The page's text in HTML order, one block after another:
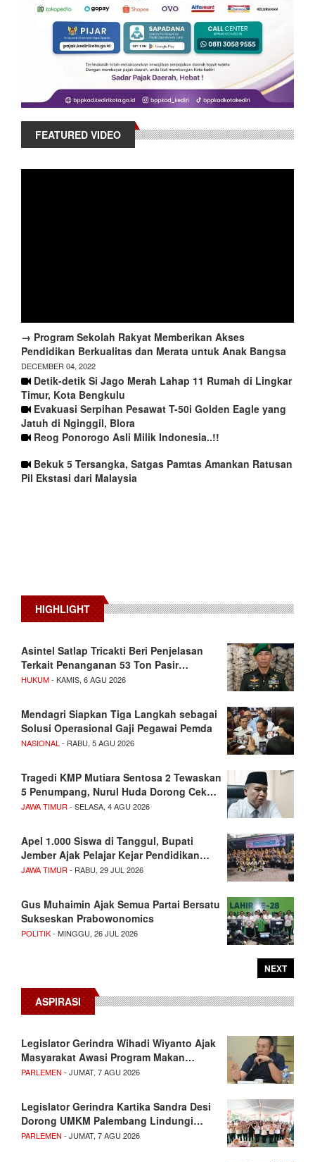
FEATURED VIDEO
→ Program Sekolah Rakyat Memberikan Akses
Pendidikan Berkualitas dan Merata untuk Anak Bangsa
DECEMBER 04, 2022
Detik-detik Si Jago Merah Lahap 11 Rumah di Lingkar
Timur, Kota Bengkulu
Evakuasi Serpihan Pesawat T-50i Golden Eagle yang
Jatuh di Nginggil, Blora
Reog Ponorogo Asli Milik Indonesia..!!
Bekuk 5 Tersangka, Satgas Pamtas Amankan Ratusan
Pil Ekstasi dari Malaysia
HIGHLIGHT
Asintel Satlap Tricakti Beri Penjelasan
Terkait Penanganan 53 Ton Pasir…
HUKUM- KAMIS, 6 AGU 2026
Mendagri Siapkan Tiga Langkah sebagai
Solusi Operasional Gaji Pegawai Pemda
NASIONAL - RABU, 5 AGU 2026
Tragedi KMP Mutiara Sentosa 2 Tewaskan
5 Penumpang, Nurul Huda Dorong Cek…
JAWA TIMUR - SELASA, 4 AGU 2026
Apel 1.000 Siswa di Tanggul, Bupati
Jember Ajak Pelajar Kejar Pendidikan…
JAWA TIMUR - RABU, 29 JUL 2026
Gus Muhaimin Ajak Semua Partai Bersatu
Sukseskan Prabowonomics
POLITIK- MINGGU, 26 JUL 2026
NEXT
ASPIRASI
Legislator Gerindra Wihadi Wiyanto Ajak
Masyarakat Awasi Program Makan…
PARLEMEN - JUMAT, 7 AGU 2026
Legislator Gerindra Kartika Sandra Desi
Dorong UMKM Palembang Lindungi…
PARLEMEN - JUMAT, 7 AGU 2026